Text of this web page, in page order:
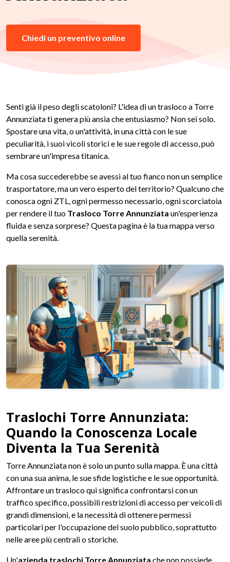
Chiedi un preventivo online
Senti già il peso degli scatoloni? L'idea di un trasloco a Torre
Annunziata ti genera più ansia che entusiasmo? Non sei solo.
Spostare una vita, o un'attività, in una città con le sue
peculiarità, i suoi vicoli storici e le sue regole di accesso, può
sembrare un'impresa titanica.
Ma cosa succederebbe se avessi al tuo fianco non un semplice
trasportatore, ma un vero esperto del territorio? Qualcuno che
conosca ogni ZTL, ogni permesso necessario, ogni scorciatoia
per rendere il tuo Trasloco Torre Annunziata un'esperienza
fluida e senza sorprese? Questa pagina è la tua mappa verso
quella serenità.
Traslochi Torre Annunziata:
Quando la Conoscenza Locale
Diventa la Tua Serenità
Torre Annunziata non è solo un punto sulla mappa. È una città
con una sua anima, le sue sfide logistiche e le sue opportunità.
Affrontare un trasloco qui significa confrontarsi con un
traffico specifico, possibili restrizioni di accesso per veicoli di
grandi dimensioni, e la necessità di ottenere permessi
particolari per l'occupazione del suolo pubblico, soprattutto
nelle aree più centrali o storiche.
Un'azienda traslochi Torre Annunziata che non possiede